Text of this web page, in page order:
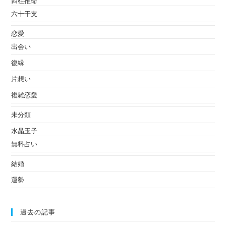
六十干支
恋愛
出会い
復縁
片想い
複雑恋愛
未分類
水晶玉子
無料占い
結婚
運勢
過去の記事